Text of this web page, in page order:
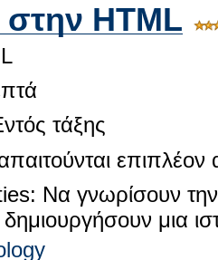
HTML
τάξης
επιπλέον
Να γνωρίσουν
μια